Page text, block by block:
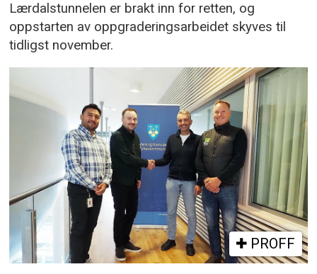
Lærdalstunnelen er brakt inn for retten, og
oppstarten av oppgraderingsarbeidet skyves til
tidligst november.
PROFF